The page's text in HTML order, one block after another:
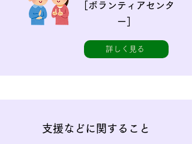
［ボランティアセンタ
ー］
詳しく見る
支援などに関すること